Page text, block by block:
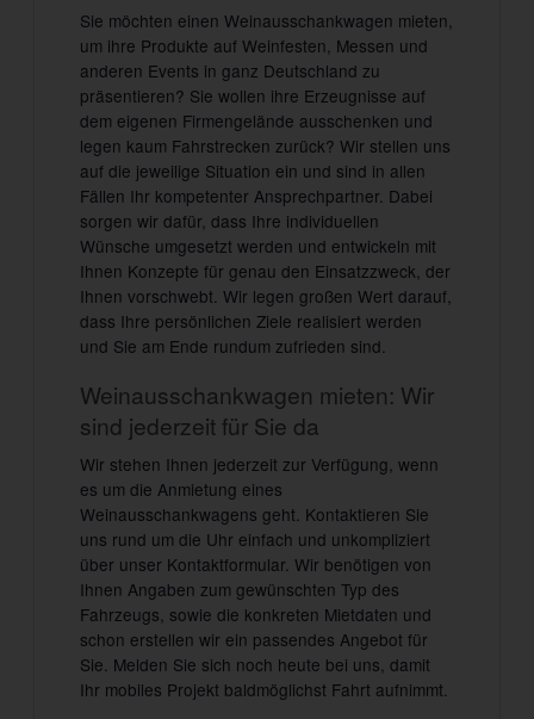
Sie möchten einen Weinausschankwagen mieten,
um ihre Produkte auf Weinfesten, Messen und
anderen Events in ganz Deutschland zu
präsentieren? Sie wollen ihre Erzeugnisse auf
dem eigenen Firmengelände ausschenken und
legen kaum Fahrstrecken zurück? Wir stellen uns
auf die jeweilige Situation ein und sind in allen
Fällen Ihr kompetenter Ansprechpartner. Dabei
sorgen wir dafür, dass Ihre individuellen
Wünsche umgesetzt werden und entwickeln mit
Ihnen Konzepte für genau den Einsatzzweck, der
Ihnen vorschwebt. Wir legen großen Wert darauf,
dass Ihre persönlichen Ziele realisiert werden
und Sie am Ende rundum zufrieden sind.
Weinausschankwagen mieten: Wir
sind jederzeit für Sie da
Wir stehen Ihnen jederzeit zur Verfügung, wenn
es um die Anmietung eines
Weinausschankwagens geht. Kontaktieren Sie
uns rund um die Uhr einfach und unkompliziert
über unser Kontaktformular. Wir benötigen von
Ihnen Angaben zum gewünschten Typ des
Fahrzeugs, sowie die konkreten Mietdaten und
schon erstellen wir ein passendes Angebot für
Sie. Melden Sie sich noch heute bei uns, damit
Ihr mobiles Projekt baldmöglichst Fahrt aufnimmt.